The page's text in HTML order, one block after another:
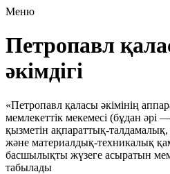
Меню
Петропавл
әкімдігі
«Петропавл қаласы әкiмiнiң
мемлекеттiк мекемесi (бұдан әрi
қызметiн ақпараттық-
және материалдық-техникалық
басшылықты жүзеге асыратын
табылады